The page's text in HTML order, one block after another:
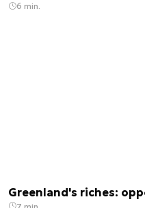
6 min.
Greenland's riches: